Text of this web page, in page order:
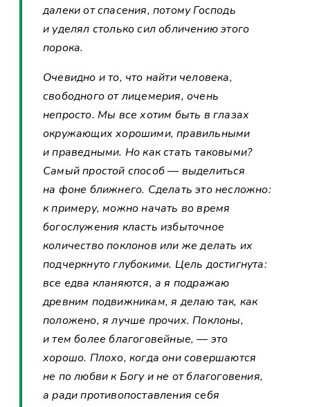
далеки от спасения, потому Господь
и уделял столько сил обличению этого
порока.
Очевидно и то, что найти человека,
свободного от лицемерия, очень
непросто. Мы все хотим быть в глазах
окружающих хорошими, правильными
и праведными. Но как стать таковыми?
Самый простой способ — выделиться
на фоне ближнего. Сделать это несложно:
к примеру, можно начать во время
богослужения класть избыточное
количество поклонов или же делать их
подчеркнуто глубокими. Цель достигнута:
все едва кланяются, а я подражаю
древним подвижникам, я делаю так, как
положено, я лучше прочих. Поклоны,
и тем более благоговейные, — это
хорошо. Плохо, когда они совершаются
не по любви к Богу и не от благоговения,
а ради противопоставления себя